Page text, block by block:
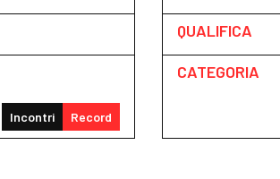
Incontri Record
QUALIFICA
CATEGORIA